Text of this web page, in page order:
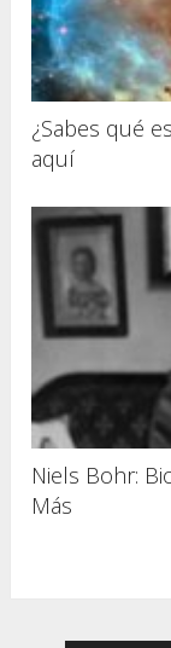
¿Sabes qué
aquí
Niels Bohr:
Más